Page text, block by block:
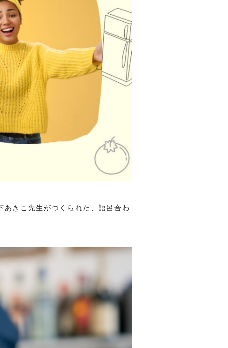
きこ先生がつくられた、語呂合わ